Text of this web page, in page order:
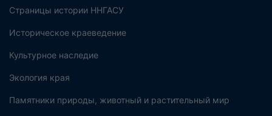
Страницы истории ННГАСУ
Историческое краеведение
Культурное наследие
Экология края
Памятники природы, животный и растительный мир